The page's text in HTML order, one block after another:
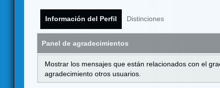
Información del Perfil Distinciones
Panel de agradecimientos
Mostrar los mensajes que están relacionados con el
agradecimiento otros usuarios.